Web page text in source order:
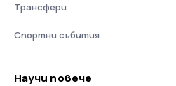
Трансфери
Спортни събития
Научи повече